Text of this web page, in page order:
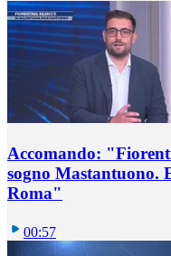
Accomando:
sogno Mastantuono.
Roma"
00:57